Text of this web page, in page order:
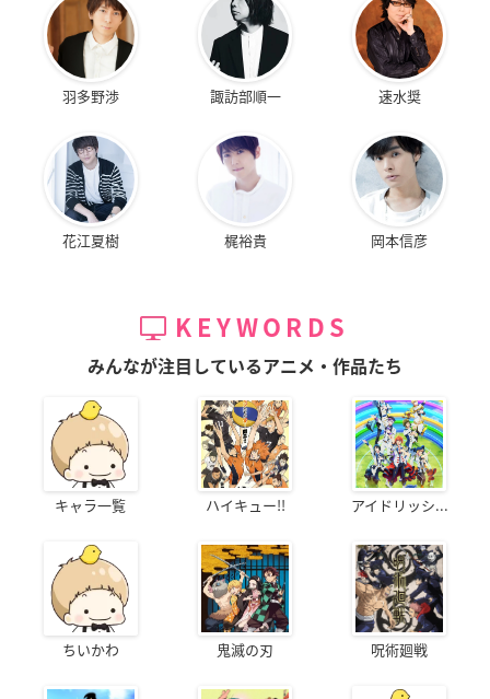
羽多野渉 諏訪部順一 速水奨
花江夏樹 梶裕貴 岡本信彦
KEYWORDS
みんなが注目しているアニメ・作品たち
キャラ一覧 ハイキュー!! アイドリッシ...
ちいかわ 鬼滅の刃 呪術廻戦